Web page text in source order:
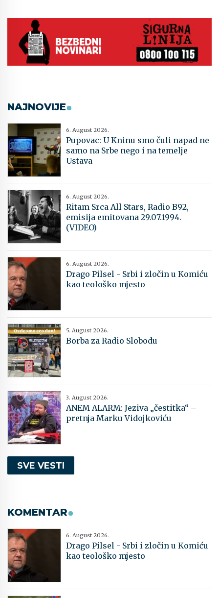
NAJNOVIJE
6. August 2026.
Pupovac: U Kninu smo čuli napad ne
samo na Srbe nego i na temelje
Ustava
6. August 2026.
Ritam Srca All Stars, Radio B92,
emisija emitovana 29.07.1994.
(VIDEO)
6. August 2026.
Drago Pilsel - Srbi i zločin u Komiću
kao teološko mjesto
5. August 2026.
Borba za Radio Slobodu
3. August 2026.
ANEM ALARM: Jeziva „čestitka“ –
pretnja Marku Vidojkoviću
SVE VESTI
KOMENTAR
6. August 2026.
Drago Pilsel - Srbi i zločin u Komiću
kao teološko mjesto